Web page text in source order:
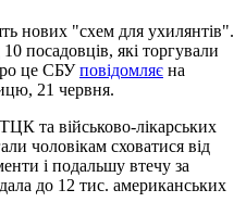
нових "схем для ухилянтів".
посадовців, які торгували
це СБУповідомляє на
21 червня.
та військово-лікарських
чоловікам сховатися від
і подальшу втечу за
до 12 тис. американських